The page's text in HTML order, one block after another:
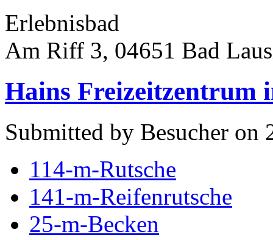
Erlebnisbad
Am Riff 3, 04651 Bad
Hains Freizeitzentrum
Submitted by Besucher on
114-m-Rutsche
141-m-Reifenrutsche
25-m-Becken